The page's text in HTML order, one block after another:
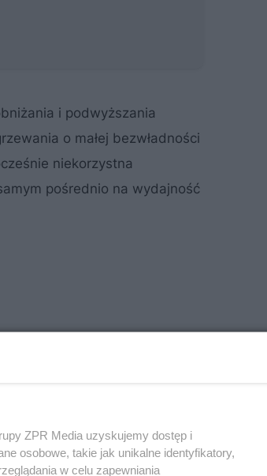
i podwyższania
o małej bezwładności
niekorzystna
pośrednio na wydajność
ZPR Media uzyskujemy dostęp i
osobowe, takie jak unikalne identyfikatory,
w celu zapewniania